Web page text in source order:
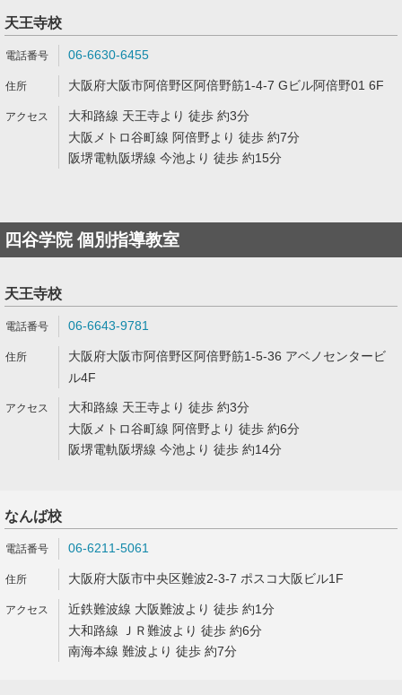
天王寺校
06-6630-6455
大阪府大阪市阿倍野区阿倍野筋1-4-7 Gビル阿倍野01 6F
大和路線 天王寺より 徒歩 約3分
大阪メトロ谷町線 阿倍野より 徒歩 約7分
阪堺電軌阪堺線 今池より 徒歩 約15分
四谷学院 個別指導教室
天王寺校
06-6643-9781
大阪府大阪市阿倍野区阿倍野筋1-5-36 アベノセンタービ
ル4F
大和路線 天王寺より 徒歩 約3分
大阪メトロ谷町線 阿倍野より 徒歩 約6分
阪堺電軌阪堺線 今池より 徒歩 約14分
なんば校
06-6211-5061
大阪府大阪市中央区難波2-3-7 ポスコ大阪ビル1F
近鉄難波線 大阪難波より 徒歩 約1分
大和路線 ＪＲ難波より 徒歩 約6分
南海本線 難波より 徒歩 約7分